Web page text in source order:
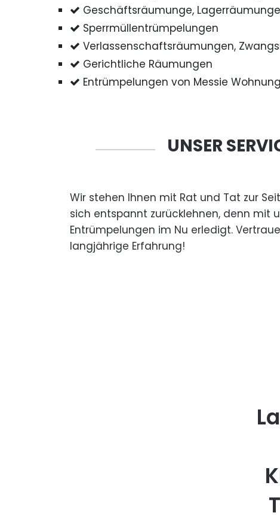
Geschäftsräumunge,
Sperrmüllentrümpelungen
Verlassenschaftsräumungen,
Gerichtliche Räumungen
Entrümpelungen von Messie
UNSER
Wir stehen Ihnen mit Rat und Tat zur
sich entspannt zurücklehnen, denn mit
Entrümpelungen im Nu erledigt.
langjährige Erfahrung!